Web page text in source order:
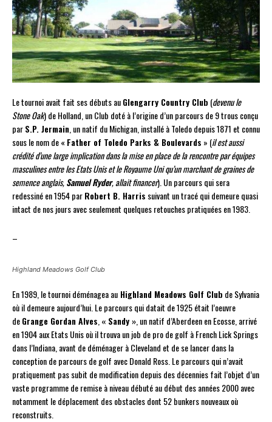
Le tournoi avait fait ses débuts auGlengarry Country Club (devenu le
Stone Oak) de Holland, un Club doté à l’origine d’un parcours de 9 trous conçu
parS.P. Jermain, un natif du Michigan, installé à Toledo depuis 1871 et connu
sous le nom de « Father of Toledo Parks & Boulevards » (il est aussi
crédité d’une large implication dans la mise en place de la rencontre par équipes
masculines entre les Etats Unis et le Royaume Uni qu’un marchant de graines de
semence anglais,Samuel Ryder, allait financer). Un parcours qui sera
redessiné en 1954 parRobert B. Harris suivant un tracé qui demeure quasi
intact de nos jours avec seulement quelques retouches pratiquées en 1983.
–
Highland Meadows Golf Club
En 1989, le tournoi déménagea au Highland Meadows Golf Club de Sylvania
où il demeure aujourd’hui. Le parcours qui datait de 1925 était l’oeuvre
deGrange Gordan Alves,« Sandy », un natif d’Aberdeen en Ecosse, arrivé
en 1904 aux Etats Unis où il trouva un job de pro de golf à French Lick Springs
dans l’Indiana, avant de déménager à Cleveland et de se lancer dans la
conception de parcours de golf avec Donald Ross. Le parcours qui n’avait
pratiquement pas subit de modification depuis des décennies fait l’objet d’un
vaste programme de remise à niveau débuté au début des années 2000 avec
notamment le déplacement des obstacles dont 52 bunkers nouveaux où
reconstruits.